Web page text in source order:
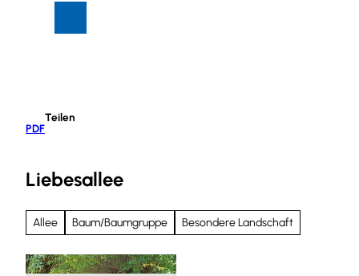
PDF
Teilen
Liebesallee
Allee Baum/Baumgruppe Besondere Landschaft